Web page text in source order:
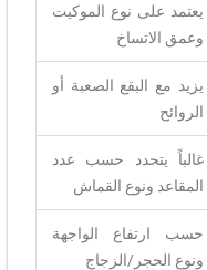
يعتمد على نوع الموكيت
وعمق الاتساخ
يزيد مع البقع الصعبة أو
الروائح
غالباً يتحدد حسب عدد
المقاعد ونوع القماش
حسب ارتفاع الواجهة
ونوع الحجر/الزجاج